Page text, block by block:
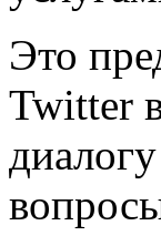
Это
Twitter